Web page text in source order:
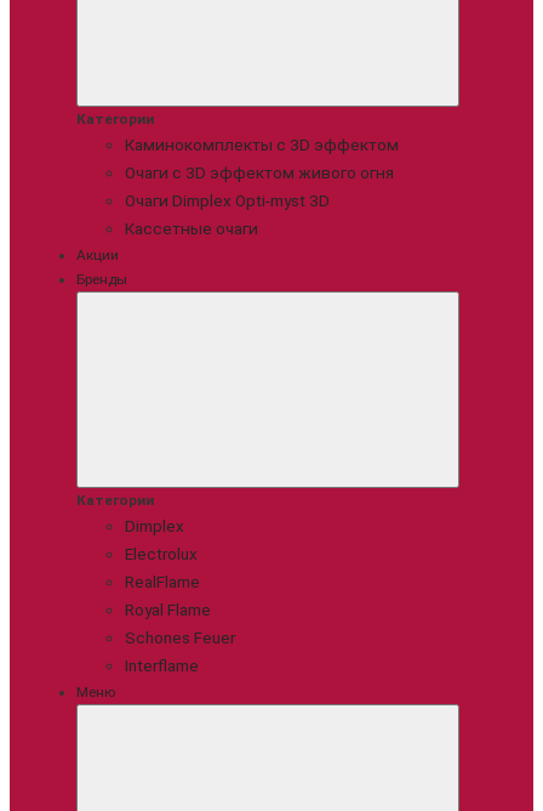
Категории
Каминокомплекты с 3D эффектом
Очаги с 3D эффектом живого огня
Очаги Dimplex Opti-myst 3D
Кассетные очаги
Акции
Бренды
Категории
Dimplex
Electrolux
RealFlame
Royal Flame
Schones Feuer
Interflame
Меню